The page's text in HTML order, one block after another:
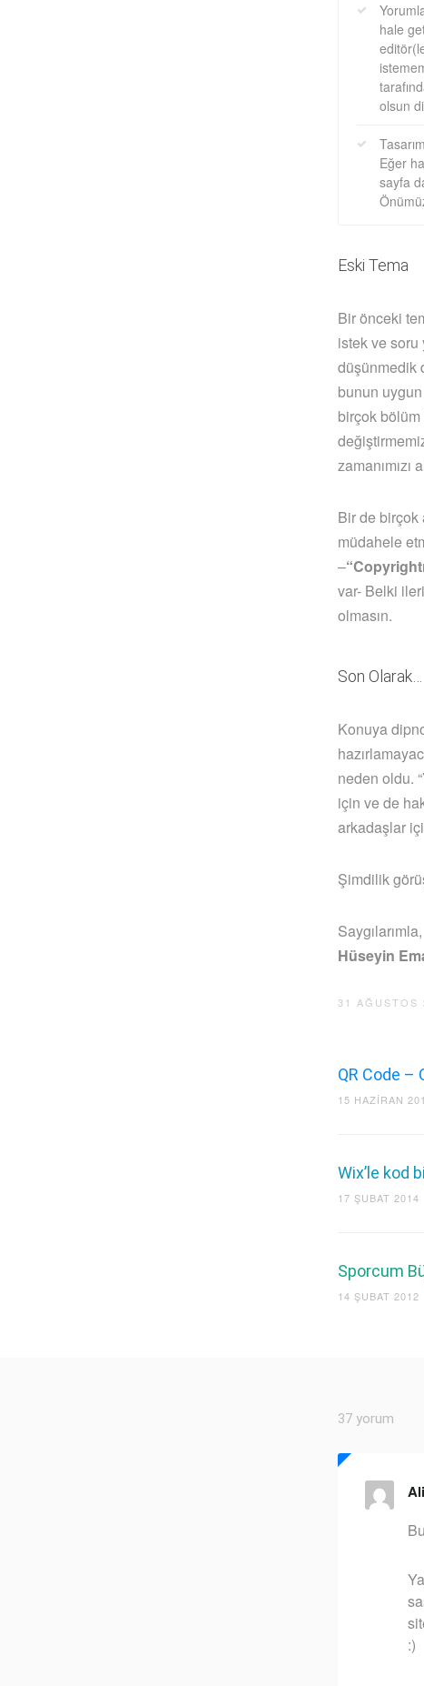
hale
olsun
Eğer
sayfa
Eski Tema
Bir önceki
istek ve soru
düşünmedik
bunun
birçok
Bir de birçok
müdahele
–
var- Belki
olmasın.
Son Olarak…
Konuya
neden oldu. “
için ve de
arkadaşlar
Şimdilik
Saygılarımla,
Hüseyin
31 AĞUSTOS
QR Code –
15 HAZIRAN
Wix’le kod
17 ŞUBAT 2014
Sporcum
14 ŞUBAT 2012
37 yorum
:)